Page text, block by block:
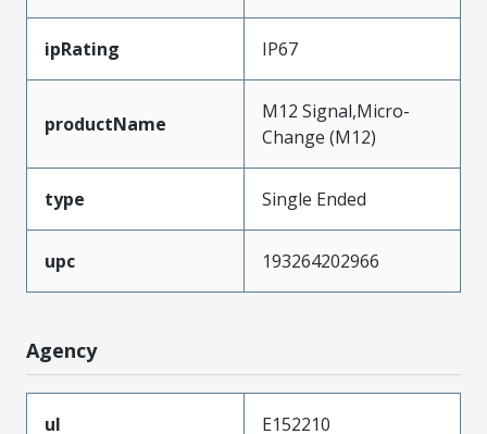
ipRating IP67
productName
M12 Signal,Micro-
Change (M12)
type Single Ended
upc 193264202966
Agency
ul
E152210